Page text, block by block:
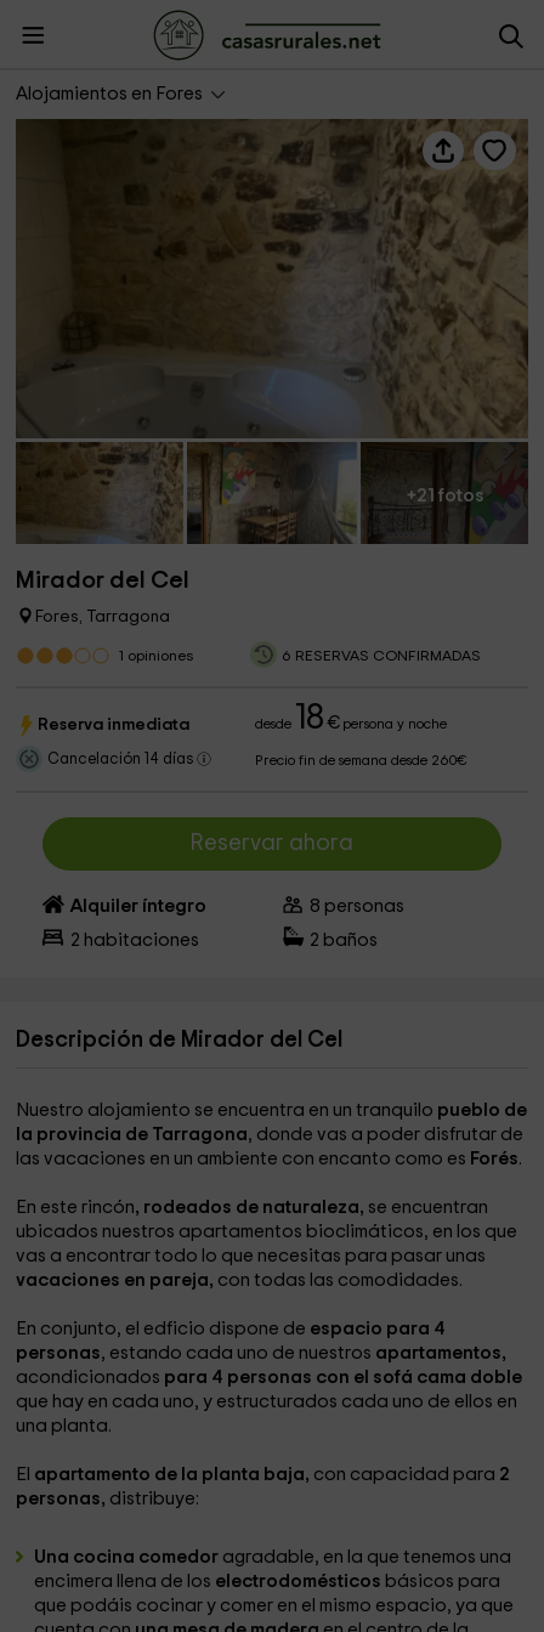
Alojamientos en Fores
+21 fotos
Mirador del Cel
Fores, Tarragona
1 opiniones 6 RESERVAS CONFIRMADAS
Reserva inmediata desde 18 €persona y noche
Cancelación 14 días Precio fin de semana desde 260€
Reservar ahora
Alquiler íntegro 8 personas
2 habitaciones 2 baños
Descripción de Mirador del Cel
Nuestro alojamiento se encuentra en un tranquilo pueblo de
la provincia de Tarragona, donde vas a poder disfrutar de
las vacaciones en un ambiente con encanto como es Forés.
En este rincón, rodeados de naturaleza, se encuentran
ubicados nuestros apartamentos bioclimáticos, en los que
vas a encontrar todo lo que necesitas para pasar unas
vacaciones en pareja, con todas las comodidades.
En conjunto, el edficio dispone de espacio para 4
personas, estando cada uno de nuestros apartamentos,
acondicionados para 4 personas con el sofá cama doble
que hay en cada uno, y estructurados cada uno de ellos en
una planta.
El apartamento de la planta baja, con capacidad para 2
personas, distribuye:
Una cocina comedor agradable, en la que tenemos una
encimera llena de los electrodomésticos básicos para
que podáis cocinar y comer en el mismo espacio, ya que